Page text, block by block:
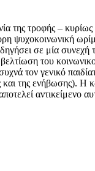
της τροφής –
ψυχοκοινωνική
σε μία
του
τον γενικό
και της ενήβωσης).
αντικείμενο